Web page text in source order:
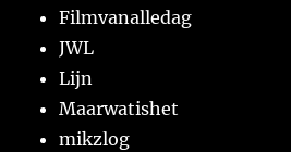
Filmvanalledag
JWL
Lijn
Maarwatishet
mikzlog